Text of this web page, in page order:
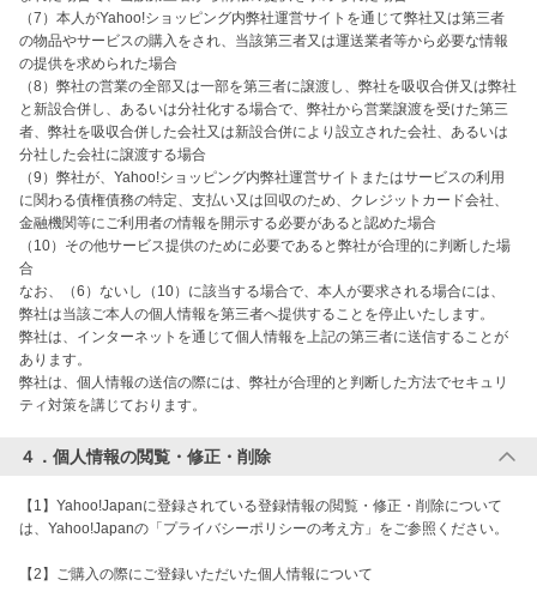
（7）本人がYahoo!ショッピング内弊社運営サイトを通じて弊社又は第三者
の物品やサービスの購入をされ、当該第三者又は運送業者等から必要な情報
の提供を求められた場合
（8）弊社の営業の全部又は一部を第三者に譲渡し、弊社を吸収合併又は弊社
と新設合併し、あるいは分社化する場合で、弊社から営業譲渡を受けた第三
者、弊社を吸収合併した会社又は新設合併により設立された会社、あるいは
分社した会社に譲渡する場合
（9）弊社が、Yahoo!ショッピング内弊社運営サイトまたはサービスの利用
に関わる債権債務の特定、支払い又は回収のため、クレジットカード会社、
金融機関等にご利用者の情報を開示する必要があると認めた場合
（10）その他サービス提供のために必要であると弊社が合理的に判断した場
合
なお、（6）ないし（10）に該当する場合で、本人が要求される場合には、
弊社は当該ご本人の個人情報を第三者へ提供することを停止いたします。
弊社は、インターネットを通じて個人情報を上記の第三者に送信することが
あります。
弊社は、個人情報の送信の際には、弊社が合理的と判断した方法でセキュリ
ティ対策を講じております。
４．個人情報の閲覧・修正・削除
【1】Yahoo!Japanに登録されている登録情報の閲覧・修正・削除について
は、Yahoo!Japanの「プライバシーポリシーの考え方」をご参照ください。
【2】ご購入の際にご登録いただいた個人情報について